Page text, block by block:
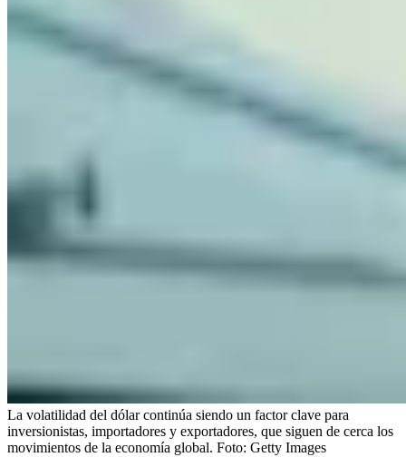
La volatilidad del dólar continúa siendo un factor clave para
inversionistas, importadores y exportadores, que siguen de cerca los
movimientos de la economía global. Foto: Getty Images